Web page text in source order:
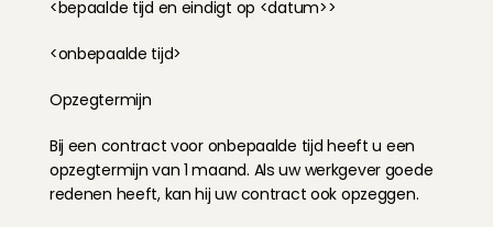
<bepaalde tijd en eindigt op <datum>>
<onbepaalde tijd>
Opzegtermijn
Bij een contract voor onbepaalde tijd heeft u een
opzegtermijn van 1 maand. Als uw werkgever goede
redenen heeft, kan hij uw contract ook opzeggen.